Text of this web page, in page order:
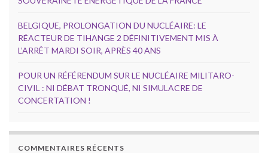
BELGIQUE, PROLONGATION DU NUCLÉAIRE: LE
RÉACTEUR DE TIHANGE 2 DÉFINITIVEMENT MIS À
L’ARRÊT MARDI SOIR, APRÈS 40 ANS
POUR UN RÉFÉRENDUM SUR LE NUCLÉAIRE MILITARO-
CIVIL : NI DÉBAT TRONQUÉ, NI SIMULACRE DE
CONCERTATION !
COMMENTAIRES RÉCENTS